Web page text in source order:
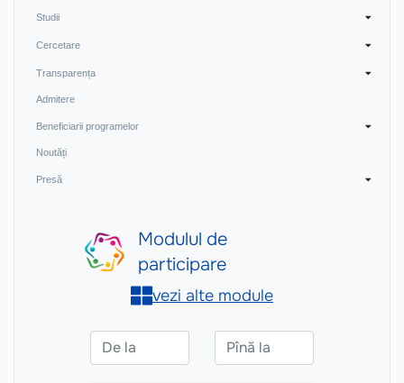
Studii
Cercetare
Transparența
Admitere
Beneficiarii programelor
Noutăți
Presă